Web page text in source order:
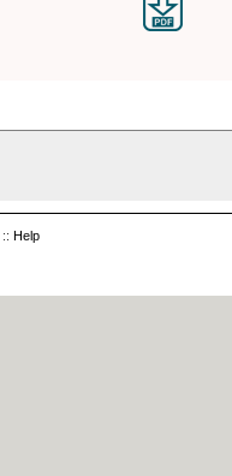
:: Help